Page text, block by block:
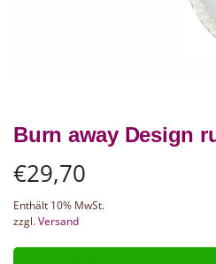
Burn away Design
€29,70
Enthält 10% MwSt.
zzgl.Versand